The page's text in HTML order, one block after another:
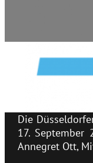
Die
17.
Annegret Ott,